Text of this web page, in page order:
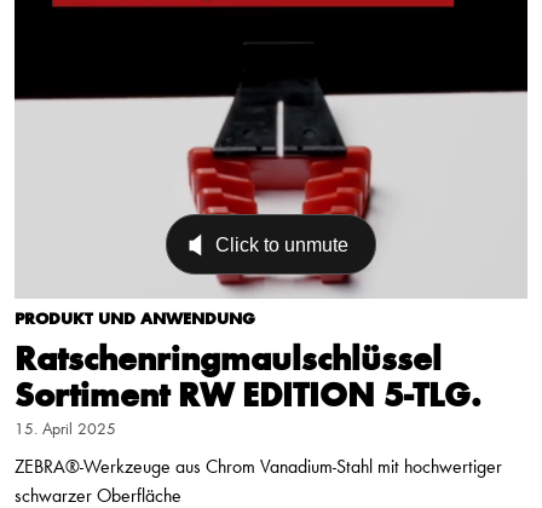
PRODUKT UND ANWENDUNG
Ratschenringmaulschlüssel
Sortiment RW EDITION 5-TLG.
15. April 2025
ZEBRA®-Werkzeuge aus Chrom Vanadium-Stahl mit hochwertiger
schwarzer Oberfläche